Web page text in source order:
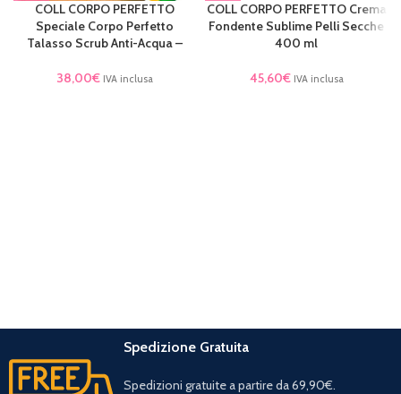
COLL CORPO PERFETTO
Speciale Corpo Perfetto
Talasso Scrub Anti-Acqua –
38,00€ IVA inclusa
COLL CORPO PERFETTO Crema
Fondente Sublime Pelli Secche
400 ml
45,60€ IVA inclusa
Spedizione Gratuita
Spedizioni gratuite a partire da 69,90€.